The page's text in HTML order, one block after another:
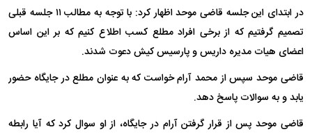
در ابتدای این جلسه قاضی موحد اظهار کرد: با توجه به مطالب ۱۱ جلسه قبلی
تصمیم گرفتیم که از برخی افراد مطلع کسب اطلاع کنیم که بر این اساس
اعضای هیات مدیره داریس و پارسیس کیش دعوت شدند.
قاضی موحد سپس از محمد آرام خواست که به عنوان مطلع در جایگاه حضور
یابد و به سوالات پاسخ دهد.
قاضی موحد پس از قرار گرفتن آرام در جایگاه، از او سوال کرد که آیا رابطه